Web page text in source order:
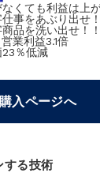
くても利益は上が
事をあぶり出せ！
品を洗い出せ！！
業利益3.1倍
23％低減
購入ページへ
する技術